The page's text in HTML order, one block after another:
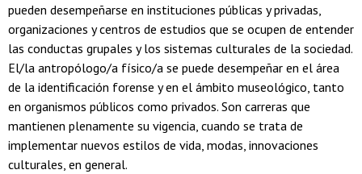
pueden desempeñarse en instituciones públicas y privadas,
organizaciones y centros de estudios que se ocupen de entender
las conductas grupales y los sistemas culturales de la sociedad.
El/la antropólogo/a físico/a se puede desempeñar en el área
de la identificación forense y en el ámbito museológico, tanto
en organismos públicos como privados. Son carreras que
mantienen plenamente su vigencia, cuando se trata de
implementar nuevos estilos de vida, modas, innovaciones
culturales, en general.